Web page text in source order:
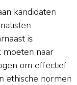
kandidaten
is
moeten naar
om effectief
ethische normen